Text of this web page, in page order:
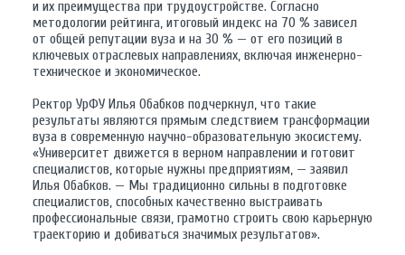
и их преимущества при трудоустройстве. Согласно
методологии рейтинга, итоговый индекс на 70 % зависел
от общей репутации вуза и на 30 % — от его позиций в
ключевых отраслевых направлениях, включая инженерно-
техническое и экономическое.
Ректор УрФУ Илья Обабков подчеркнул, что такие
результаты являются прямым следствием трансформации
вуза в современную научно-образовательную экосистему.
«Университет движется в верном направлении и готовит
специалистов, которые нужны предприятиям, — заявил
Илья Обабков. — Мы традиционно сильны в подготовке
специалистов, способных качественно выстраивать
профессиональные связи, грамотно строить свою карьерную
траекторию и добиваться значимых результатов».